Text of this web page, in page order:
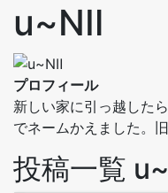
u~NⅡ
プロフィール
新しい家に引っ越した
でネームかえました。
投稿一覧